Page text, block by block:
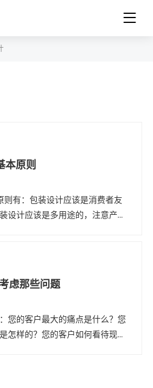
本原则
有：包装设计应该是消费者友
设计应该是多用途的，注意产品
虑那些问题
您的客户最大的痛点是什么？您
怎样的？您的客户如何看待现有